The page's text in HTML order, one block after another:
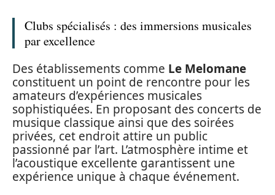
Clubs spécialisés : des immersions musicales
par excellence
Des établissements comme Le Melomane
constituent un point de rencontre pour les
amateurs d’expériences musicales
sophistiquées. En proposant des concerts de
musique classique ainsi que des soirées
privées, cet endroit attire un public
passionné par l’art. L’atmosphère intime et
l’acoustique excellente garantissent une
expérience unique à chaque événement.